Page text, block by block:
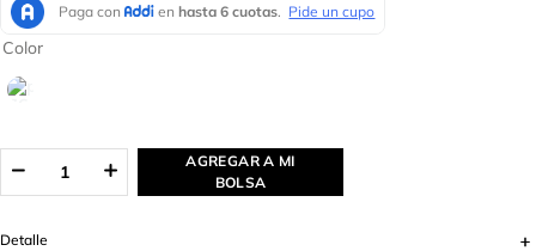
Color
AGREGAR A MI
BOLSA
Detalle